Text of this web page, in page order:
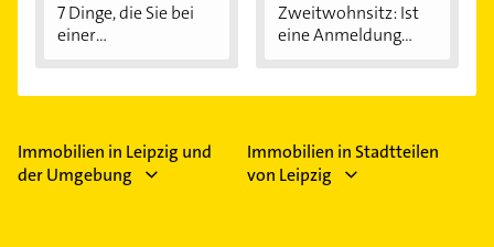
7 Dinge, die Sie bei
einer
Zweitwohnsitz: Ist
eine Anmeldung...
Immobilien in Leipzig und
der Umgebung
Immobilien in Stadtteilen
von Leipzig